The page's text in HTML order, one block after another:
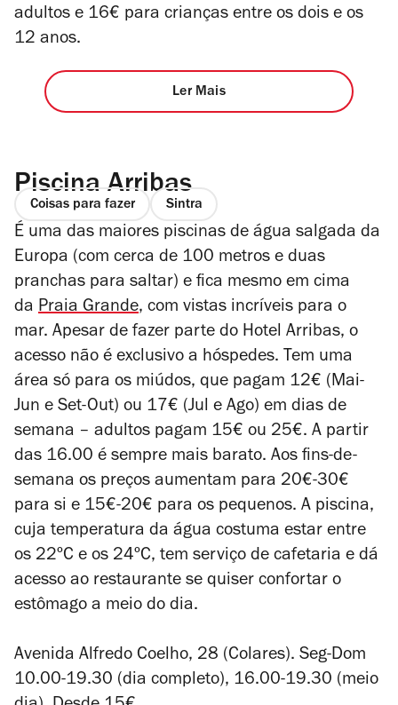
adultos e 16€ para crianças entre os dois e os
12 anos.
Ler Mais
Piscina Arribas
Coisas para fazer Sintra
É uma das maiores piscinas de água salgada da
Europa (com cerca de 100 metros e duas
pranchas para saltar) e fica mesmo em cima
da Praia Grande, com vistas incríveis para o
mar. Apesar de fazer parte do Hotel Arribas, o
acesso não é exclusivo a hóspedes. Tem uma
área só para os miúdos, que pagam 12€ (Mai-
Jun e Set-Out) ou 17€ (Jul e Ago) em dias de
semana – adultos pagam 15€ ou 25€. A partir
das 16.00 é sempre mais barato. Aos fins-de-
semana os preços aumentam para 20€-30€
para si e 15€-20€ para os pequenos. A piscina,
cuja temperatura da água costuma estar entre
os 22ºC e os 24ºC, tem serviço de cafetaria e dá
acesso ao restaurante se quiser confortar o
estômago a meio do dia.
Avenida Alfredo Coelho, 28 (Colares). Seg-Dom
10.00-19.30 (dia completo), 16.00-19.30 (meio